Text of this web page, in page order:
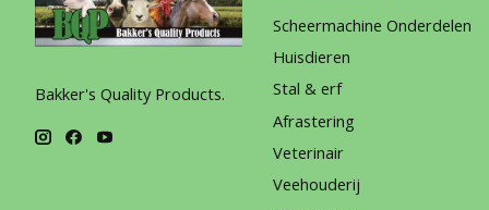
Bakker's Quality Products.
Scheermachine Onderdelen
Huisdieren
Stal & erf
Afrastering
Veterinair
Veehouderij